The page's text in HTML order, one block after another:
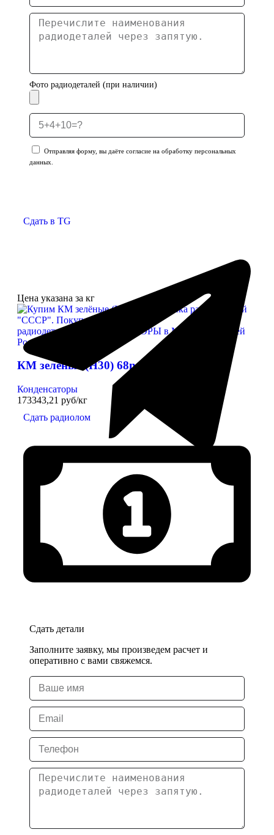
Фото радиодеталей (при наличии)
Отправляя форму, вы даёте согласие на обработку персональных
данных.
Сдать в TG
Цена указана за кг
КМ зелёные (Н30) 68n
Конденсаторы
173343,21 руб/кг
Сдать радиолом
Сдать детали
Заполните заявку, мы произведем расчет и
оперативно с вами свяжемся.